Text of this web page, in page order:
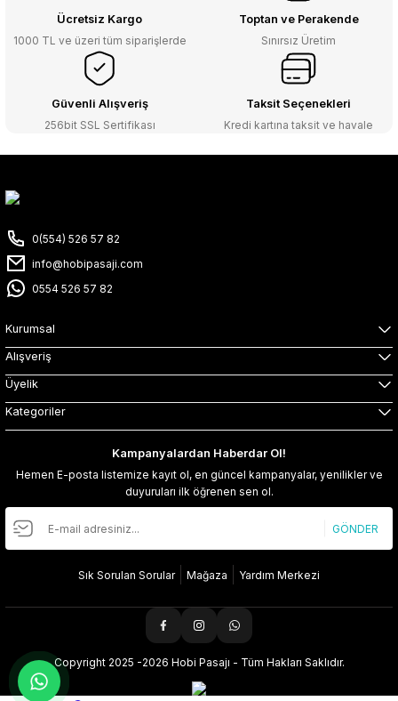
Ücretsiz Kargo
1000 TL ve üzeri tüm siparişlerde
Toptan ve Perakende
Sınırsız Üretim
Güvenli Alışveriş
256bit SSL Sertifikası
Taksit Seçenekleri
Kredi kartına taksit ve havale
0(554) 526 57 82
info@hobipasaji.com
0554 526 57 82
Kurumsal
Alışveriş
Üyelik
Kategoriler
Kampanyalardan Haberdar Ol!
Hemen E-posta listemize kayıt ol, en güncel kampanyalar, yenilikler ve
duyuruları ilk öğrenen sen ol.
GÖNDER
Sık Sorulan Sorular Mağaza Yardım Merkezi
Copyright 2025 -2026 Hobi Pasajı - Tüm Hakları Saklıdır.